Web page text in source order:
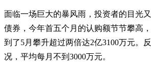
面临一场巨大的暴风雨，投资者的目光
债券，今年首五个月的认购额节节攀高，
到了5月攀升超过两倍达2亿3100万元。
况，平均每月不到3000万元。